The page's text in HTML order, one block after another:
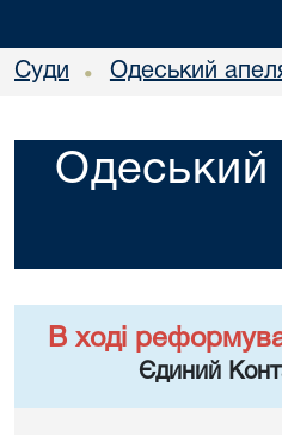
Суди • Одеський
Одеський
В ході
Єдиний